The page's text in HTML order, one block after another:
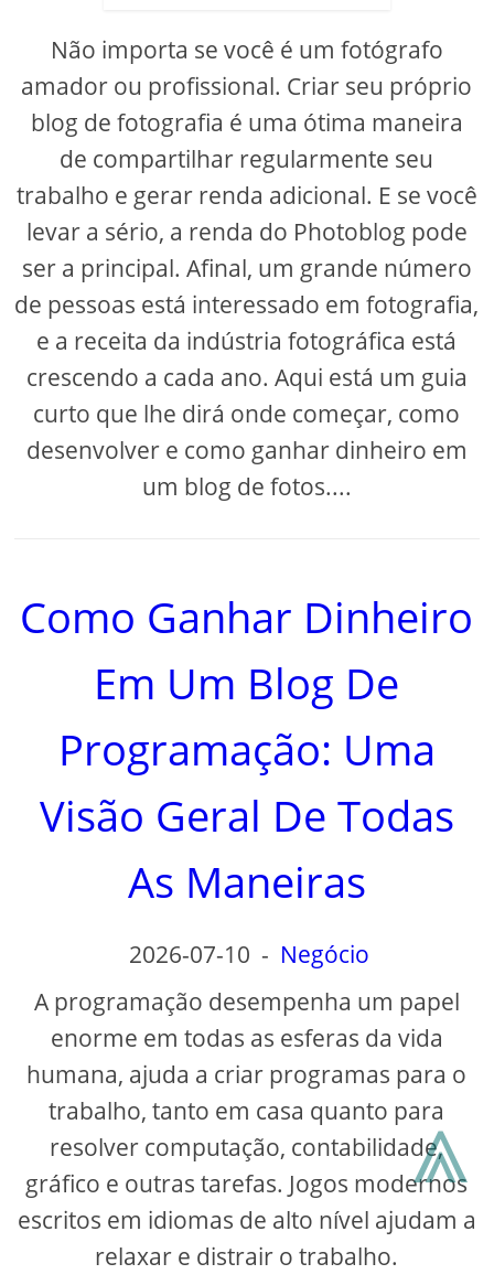
Não importa se você é um fotógrafo
amador ou profissional. Criar seu próprio
blog de fotografia é uma ótima maneira
de compartilhar regularmente seu
trabalho e gerar renda adicional. E se você
levar a sério, a renda do Photoblog pode
ser a principal. Afinal, um grande número
de pessoas está interessado em fotografia,
e a receita da indústria fotográfica está
crescendo a cada ano. Aqui está um guia
curto que lhe dirá onde começar, como
desenvolver e como ganhar dinheiro em
um blog de fotos....
Como Ganhar Dinheiro
Em Um Blog De
Programação: Uma
Visão Geral De Todas
As Maneiras
2026-07-10 - Negócio
A programação desempenha um papel
enorme em todas as esferas da vida
humana, ajuda a criar programas para o
trabalho, tanto em casa quanto para
resolver computação, contabilidade,
gráfico e outras tarefas. Jogos modernos
escritos em idiomas de alto nível ajudam a
relaxar e distrair o trabalho.
⩓